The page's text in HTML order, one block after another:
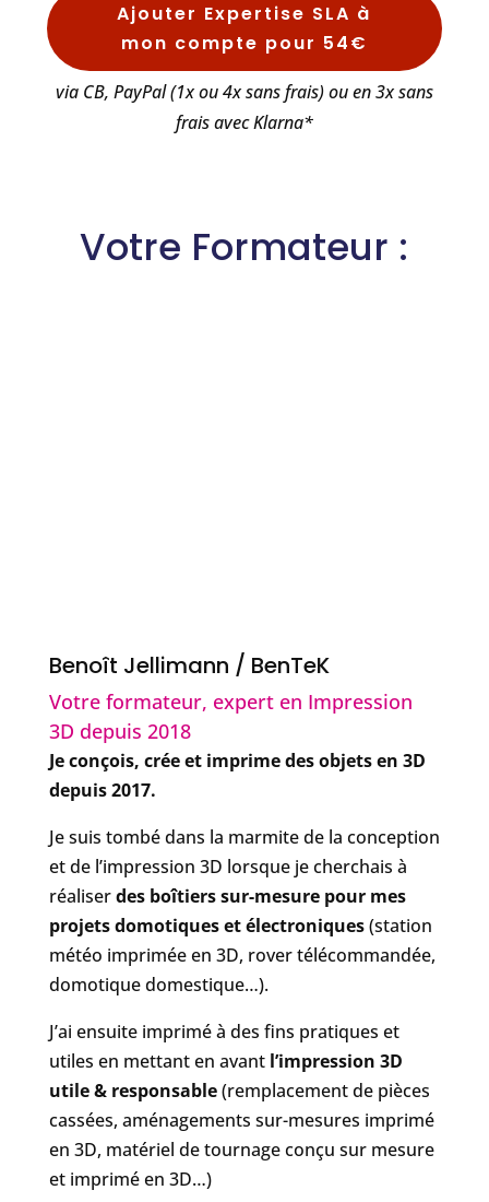
Ajouter Expertise SLA à
mon compte pour 54€
via CB, PayPal (1x ou 4x sans frais) ou en 3x sans
frais avec Klarna*
Votre Formateur :
Benoît Jellimann / BenTeK
Votre formateur, expert en Impression
3D depuis 2018
Je conçois, crée et imprime des objets en 3D
depuis 2017.
Je suis tombé dans la marmite de la conception
et de l’impression 3D lorsque je cherchais à
réaliserdes boîtiers sur-mesure pour mes
projets domotiques et électroniques(station
météo imprimée en 3D, rover télécommandée,
domotique domestique…).
J’ai ensuite imprimé à des fins pratiques et
utiles en mettant en avantl’impression 3D
utile & responsable(remplacement de pièces
cassées, aménagements sur-mesures imprimé
en 3D, matériel de tournage conçu sur mesure
et imprimé en 3D…)